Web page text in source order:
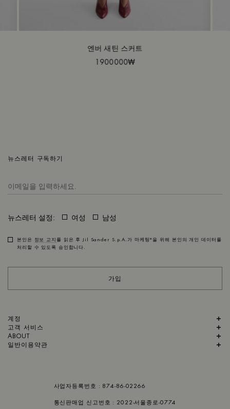
엔버 새틴 스커트
1900000₩
뉴스레터 구독하기
뉴스레터 설정: 여성 남성
본인은 정보 고지 를 읽은 후 Jil Sander S.p.A.가 마케팅* 을 위해 본인의 개인 데이터를
처리할 수 있도록 승인합니다.
가입
계정
고객 서비스
ABOUT
일반이용약관
사업자등록번호 : 874-86-02266
통신판매업 신고번호 : 2022-서울종로-0774